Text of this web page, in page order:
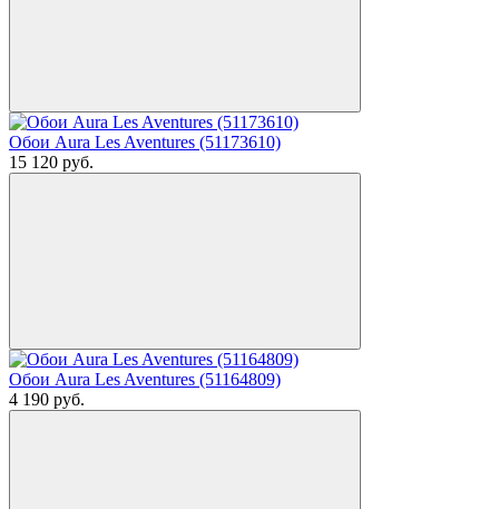
Обои Aura Les Aventures (51173610)
15 120 руб.
Обои Aura Les Aventures (51164809)
4 190 руб.